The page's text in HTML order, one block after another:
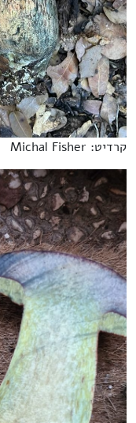
קרדיט: Michal Fisher